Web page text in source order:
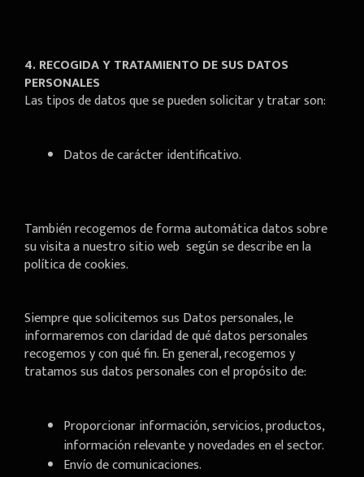
4. RECOGIDA Y TRATAMIENTO DE SUS DATOS
PERSONALES
Las tipos de datos que se pueden solicitar y tratar son:
Datos de carácter identificativo.
También recogemos de forma automática datos sobre
su visita a nuestro sitio web según se describe en la
política de cookies.
Siempre que solicitemos sus Datos personales, le
informaremos con claridad de qué datos personales
recogemos y con qué fin. En general, recogemos y
tratamos sus datos personales con el propósito de:
Proporcionar información, servicios, productos,
información relevante y novedades en el sector.
Envío de comunicaciones.